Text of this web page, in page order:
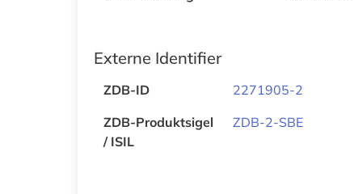
Externe Identifier
ZDB-ID
2271905-2
ZDB-Produktsigel
/ ISIL
ZDB-2-SBE